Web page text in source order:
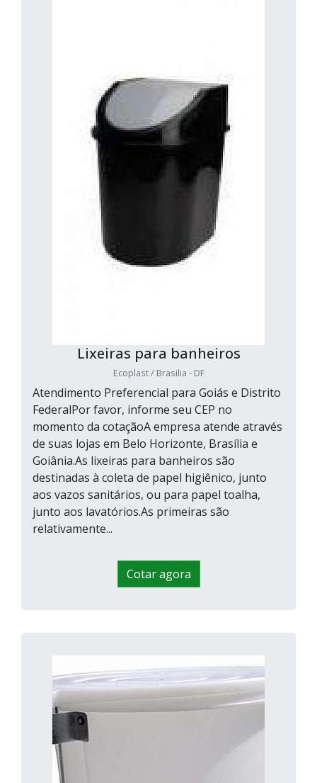
Lixeiras para banheiros
Ecoplast / Brasilia - DF
Atendimento Preferencial para Goiás e Distrito
FederalPor favor, informe seu CEP no
momento da cotaçãoA empresa atende através
de suas lojas em Belo Horizonte, Brasília e
Goiânia.As lixeiras para banheiros são
destinadas à coleta de papel higiênico, junto
aos vazos sanitários, ou para papel toalha,
junto aos lavatórios.As primeiras são
relativamente...
Cotar agora